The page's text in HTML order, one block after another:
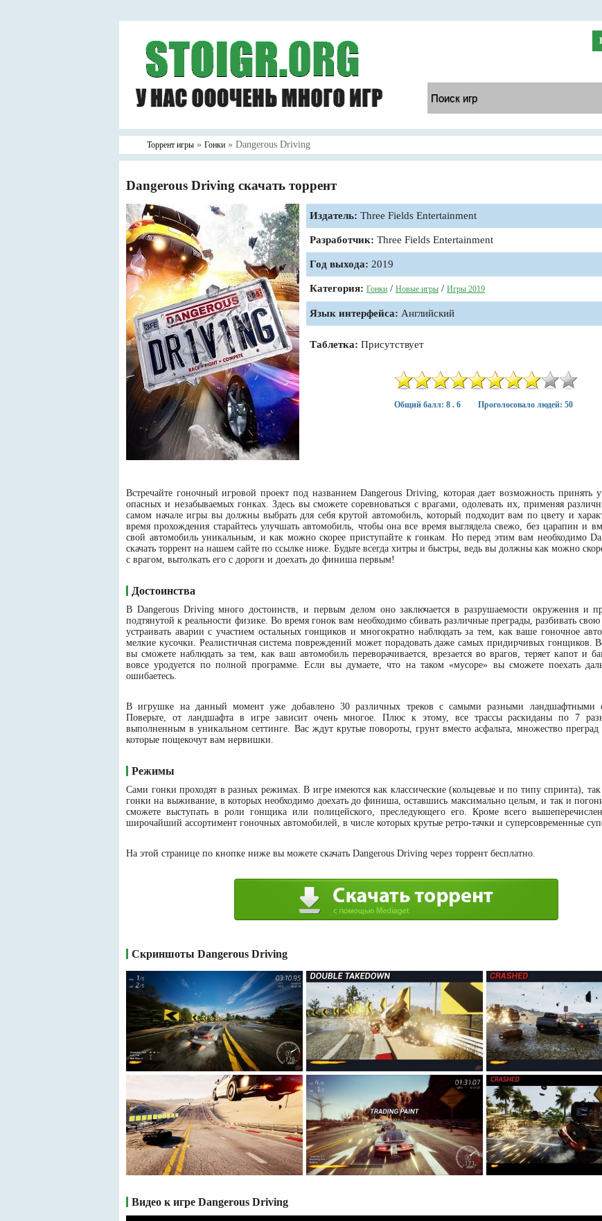
Торрент игры » Гонки » Dangerous Driving
Dangerous Driving скачать торрент
Издатель: Three Fields Entertainment
Разработчик: Three Fields Entertainment
Год выхода: 2019
Категория: Гонки / Новые игры / Игры 2019
Язык интерфейса: Английский
Таблетка: Присутствует
Общий балл: 8 . 6 Проголосовало людей: 50
Встречайте гоночный игровой проект под названием Dangerous Driving, которая дает возможность принять
опасных и незабываемых гонках. Здесь вы сможете соревноваться с врагами, одолевать их, применяя
самом начале игры вы должны выбрать для себя крутой автомобиль, который подходит вам по цвету и
время прохождения старайтесь улучшать автомобиль, чтобы она все время выглядела свежо, без царапин и
свой автомобиль уникальным, и как можно скорее приступайте к гонкам. Но перед этим вам необходимо
скачать торрент на нашем сайте по ссылке ниже. Будьте всегда хитры и быстры, ведь вы должны как можно
с врагом, вытолкать его с дороги и доехать до финиша первым!
Достоинства
В Dangerous Driving много достоинств, и первым делом оно заключается в разрушаемости окружения и
подтянутой к реальности физике. Во время гонок вам необходимо сбивать различные преграды, разбивать
устраивать аварии с участием остальных гонщиков и многократно наблюдать за тем, как ваше гоночное авто
мелкие кусочки. Реалистичная система повреждений может порадовать даже самых придирчивых гонщиков.
вы сможете наблюдать за тем, как ваш автомобиль переворачивается, врезается во врагов, теряет капот и
вовсе уродуется по полной программе. Если вы думаете, что на таком «мусоре» вы сможете поехать
ошибаетесь.
В игрушке на данный момент уже добавлено 30 различных треков с самыми разными ландшафтными
Поверьте, от ландшафта в игре зависит очень многое. Плюс к этому, все трассы раскиданы по 7
выполненным в уникальном сеттинге. Вас ждут крутые повороты, грунт вместо асфальта, множество преград
которые пощекочут вам нервишки.
Режимы
Сами гонки проходят в разных режимах. В игре имеются как классические (кольцевые и по типу спринта),
гонки на выживание, в которых необходимо доехать до финиша, оставшись максимально целым, и так и
сможете выступать в роли гонщика или полицейского, преследующего его. Кроме всего
широчайший ассортимент гоночных автомобилей, в числе которых крутые ретро-тачки и суперсовременные
На этой странице по кнопке ниже вы можете скачать Dangerous Driving через торрент бесплатно.
Скриншоты Dangerous Driving
Видео к игре Dangerous Driving